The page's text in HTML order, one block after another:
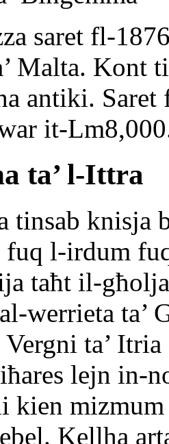
saret fl-
Malta. Kont
antiki. Saret
it-
ta’ l-Ittra
tinsab
fuq l-irdum
taħt il-
werrieta ta’
ta’
lejn in-
kien
Kellha